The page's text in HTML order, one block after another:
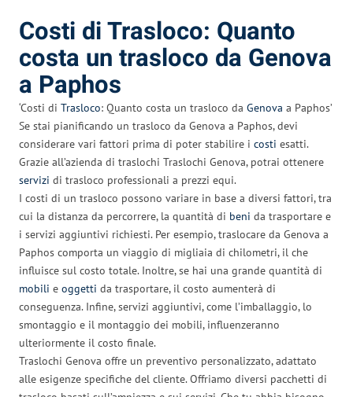
Costi di Trasloco: Quanto
costa un trasloco da Genova
a Paphos
‘Costi di Trasloco: Quanto costa un trasloco da Genova a Paphos’
Se stai pianificando un trasloco da Genova a Paphos, devi
considerare vari fattori prima di poter stabilire i costi esatti.
Grazie all’azienda di traslochi Traslochi Genova, potrai ottenere
servizi di trasloco professionali a prezzi equi.
I costi di un trasloco possono variare in base a diversi fattori, tra
cui la distanza da percorrere, la quantità di beni da trasportare e
i servizi aggiuntivi richiesti. Per esempio, traslocare da Genova a
Paphos comporta un viaggio di migliaia di chilometri, il che
influisce sul costo totale. Inoltre, se hai una grande quantità di
mobili e oggetti da trasportare, il costo aumenterà di
conseguenza. Infine, servizi aggiuntivi, come l’imballaggio, lo
smontaggio e il montaggio dei mobili, influenzeranno
ulteriormente il costo finale.
Traslochi Genova offre un preventivo personalizzato, adattato
alle esigenze specifiche del cliente. Offriamo diversi pacchetti di